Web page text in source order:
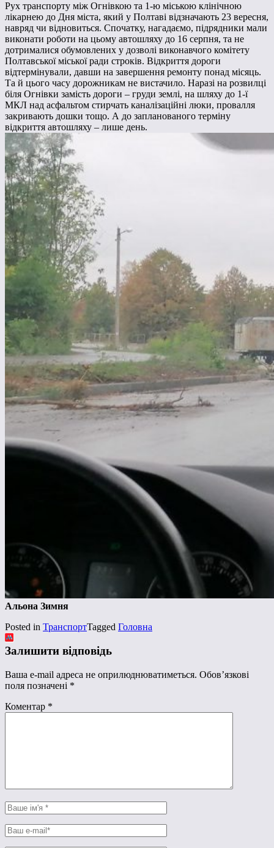
Рух транспорту між Огнівкою та 1-ю міською клінічною
лікарнею до Дня міста, який у Полтаві відзначають 23 вересня,
навряд чи відновиться. Спочатку, нагадаємо, підрядники мали
виконати роботи на цьому автошляху до 16 серпня, та не
дотрималися обумовлених у дозволі виконавчого комітету
Полтавської міської ради строків. Відкриття дороги
відтермінували, давши на завершення ремонту понад місяць.
Та й цього часу дорожникам не вистачило. Наразі на розвилці
біля Огнівки замість дороги – груди землі, на шляху до 1-ї
МКЛ над асфальтом стирчать каналізаційні люки, провалля
закривають дошки тощо. А до запланованого терміну
відкриття автошляху – лише день.
Альона Зимня
Posted in ТранспортTagged Головна
Залишити відповідь
Ваша e-mail адреса не оприлюднюватиметься. Обов’язкові
поля позначені *
Коментар *